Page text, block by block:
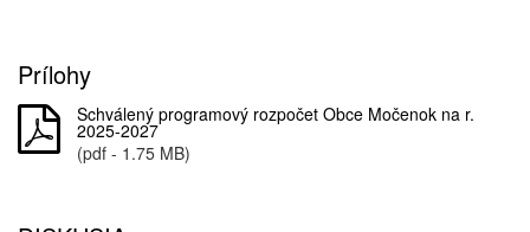
Prílohy
Schválený programový rozpočet Obce Močenok na r.
2025-2027
(pdf - 1.75 MB)